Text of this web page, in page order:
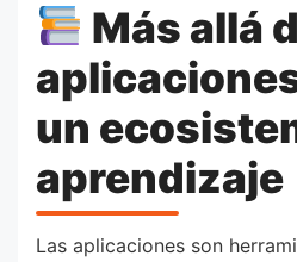
Más allá
un
aprendizaje
Las aplicaciones son